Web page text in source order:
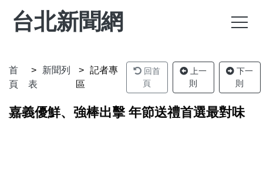
台北新聞網
首
頁
新聞列
表
記者專
區
回首
頁
上一
則
下一
則
嘉義優鮮、強棒出擊 年節送禮首選最對味